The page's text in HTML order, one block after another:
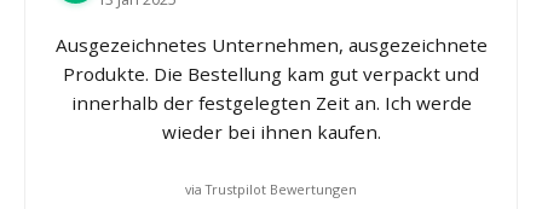
Ausgezeichnetes Unternehmen, ausgezeichnete
Produkte. Die Bestellung kam gut verpackt und
innerhalb der festgelegten Zeit an. Ich werde
wieder bei ihnen kaufen.
via Trustpilot Bewertungen